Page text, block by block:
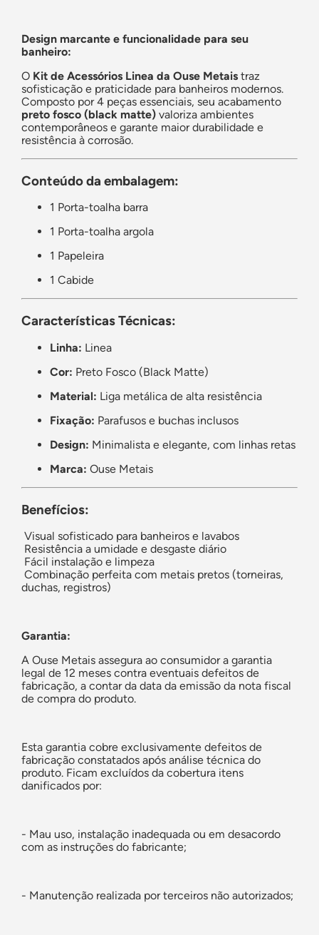
Design marcante e funcionalidade para seu
banheiro:
O Kit de Acessórios Linea da Ouse Metais traz
sofisticação e praticidade para banheiros modernos.
Composto por 4 peças essenciais, seu acabamento
preto fosco (black matte) valoriza ambientes
contemporâneos e garante maior durabilidade e
resistência à corrosão.
Conteúdo da embalagem:
1 Porta-toalha barra
1 Porta-toalha argola
1 Papeleira
1 Cabide
Características Técnicas:
Linha: Linea
Cor: Preto Fosco (Black Matte)
Material: Liga metálica de alta resistência
Fixação: Parafusos e buchas inclusos
Design: Minimalista e elegante, com linhas retas
Marca: Ouse Metais
Benefícios:
Visual sofisticado para banheiros e lavabos
Resistência a umidade e desgaste diário
Fácil instalação e limpeza
Combinação perfeita com metais pretos (torneiras,
duchas, registros)
Garantia:
A Ouse Metais assegura ao consumidor a garantia
legal de 12 meses contra eventuais defeitos de
fabricação, a contar da data da emissão da nota fiscal
de compra do produto.
Esta garantia cobre exclusivamente defeitos de
fabricação constatados após análise técnica do
produto. Ficam excluídos da cobertura itens
danificados por:
- Mau uso, instalação inadequada ou em desacordo
com as instruções do fabricante;
- Manutenção realizada por terceiros não autorizados;